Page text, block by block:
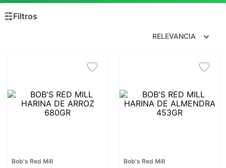
2.
citrato magnesio
.
proteina
magnesio
RELEVANCIA
Bob's Red Mill Bob's Red Mill